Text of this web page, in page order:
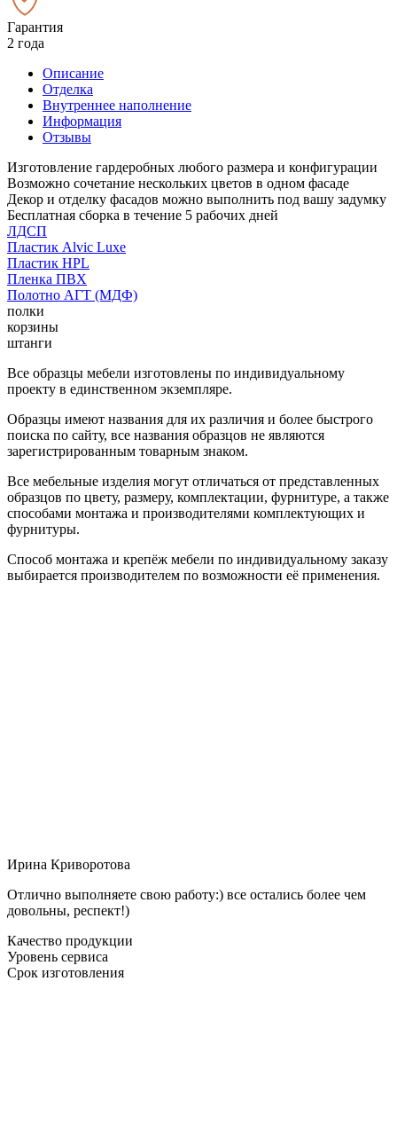
Гарантия
2 года
Описание
Отделка
Внутреннее наполнение
Информация
Отзывы
Изготовление гардеробных любого размера и конфигурации
Возможно сочетание нескольких цветов в одном фасаде
Декор и отделку фасадов можно выполнить под вашу задумку
Бесплатная сборка в течение 5 рабочих дней
ЛДСП
Пластик Alvic Luxe
Пластик HPL
Пленка ПВХ
Полотно АГТ (МДФ)
полки
корзины
штанги
Все образцы мебели изготовлены по индивидуальному
проекту в единственном экземпляре.
Образцы имеют названия для их различия и более быстрого
поиска по сайту, все названия образцов не являются
зарегистрированным товарным знаком.
Все мебельные изделия могут отличаться от представленных
образцов по цвету, размеру, комплектации, фурнитуре, а также
способами монтажа и производителями комплектующих и
фурнитуры.
Способ монтажа и крепёж мебели по индивидуальному заказу
выбирается производителем по возможности её применения.
Ирина Криворотова
Отлично выполняете свою работу:) все остались более чем
довольны, респект!)
Качество продукции
Уровень сервиса
Срок изготовления